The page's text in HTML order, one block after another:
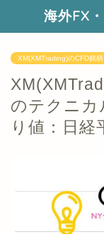
海外FX
XM(XMTrading)のCFD銘
のテクニ
り値：日経